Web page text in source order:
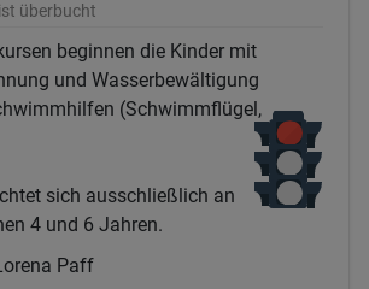
überbucht
beginnen die Kinder mit
und Wasserbewältigung
(Schwimmflügel,
sich ausschließlich an
4 und 6 Jahren.
Paff